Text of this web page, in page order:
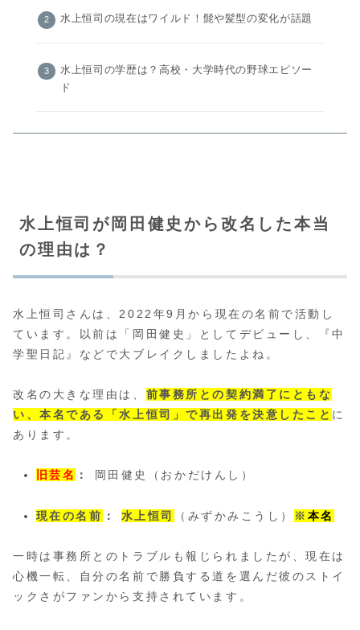
水上恒司の現在はワイルド！髭や髪型の変化が話題
水上恒司の学歴は？高校・大学時代の野球エピソー
ド
水上恒司が岡田健史から改名した本当
の理由は？
水上恒司さんは、2022年9月から現在の名前で活動し
ています。以前は「岡田健史」としてデビューし、『中
学聖日記』などで大ブレイクしましたよね。
改名の大きな理由は、 前事務所との契約満了にともな
い、本名である「水上恒司」で再出発を決意したこと に
あります。
旧芸名 ： 岡田健史（おかだけんし）
現在の名前 ： 水上恒司 （みずかみこうし） ※ 本名
一時は事務所とのトラブルも報じられましたが、現在は
心機一転、自分の名前で勝負する道を選んだ彼のストイ
ックさがファンから支持されています。